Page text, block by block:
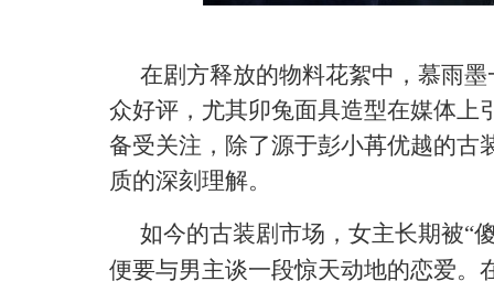
在剧方释放的物料花絮中，慕雨
众好评，尤其卯兔面具造型在媒体上
备受关注，除了源于彭小苒优越的古
质的深刻理解。
如今的古装剧市场，女主长期被“
便要与男主谈一段惊天动地的恋爱。